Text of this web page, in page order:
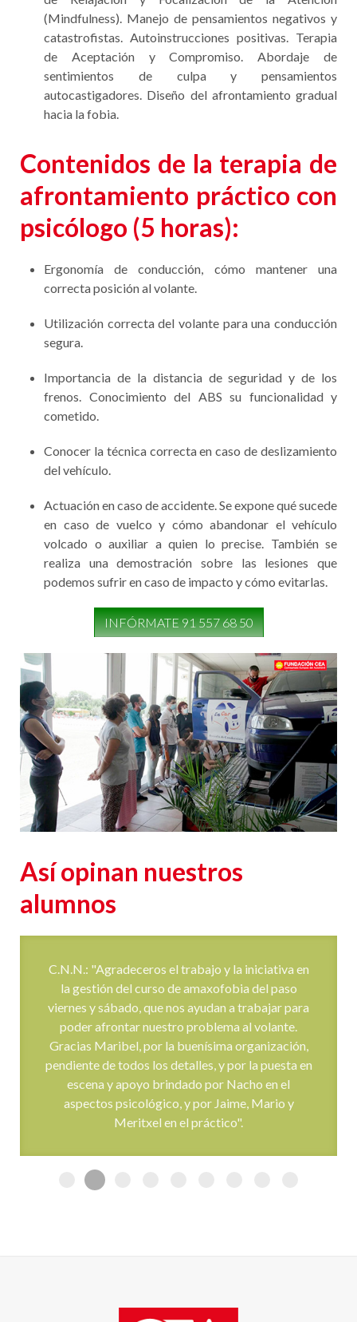
En qué consiste la Amaxofobia.
Cuáles son sus síntomas: Diferentes grados del
problema. Por qué se mantiene o empeora.
Reaprendizaje de las claves para una buena
conducción.
Estrategias de afrontamiento del problema: Técnicas
de Relajación y Focalización de la Atención
(Mindfulness). Manejo de pensamientos negativos y
catastrofistas. Autoinstrucciones positivas. Terapia
de Aceptación y Compromiso. Abordaje de
autocastigadores. Diseño del afrontamiento gradual
hacia la fobia.
Contenidosde la terapia de
afrontamiento práctico con
psicólogo(5 horas):
correcta posición al volante.
segura.
Importancia de la distancia de seguridad y de los
frenos. Conocimiento del ABS su funcionalidad y
cometido.
Conocer la técnica correcta en caso de deslizamiento
del vehículo.
Actuación en caso de accidente. Se expone qué sucede
en caso de vuelco y cómo abandonar el vehículo
volcado o auxiliar a quien lo precise. También se
realiza una demostración sobre las lesiones que
podemos sufrir en caso de impacto y cómo evitarlas.
INFÓRMATE 91 557 68 50
Así opinan nuestros
alumnos
habéis dado con este curso, me ha resultado muy
útil y la atención y profesionalidad de todos los